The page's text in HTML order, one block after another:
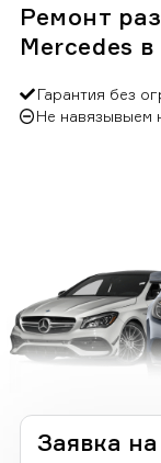
Ремонт
Mercedes
Гарантия без
Не навязывыем
Заявка